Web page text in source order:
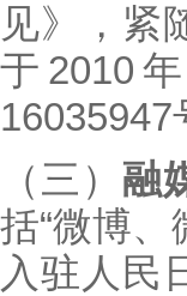
见》，紧
于2010
16035947
（三） 融
括“微博
入驻人民